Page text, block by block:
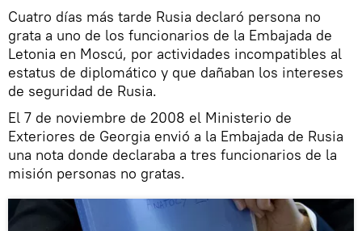
Cuatro días más tarde Rusia declaró persona no
grata a uno de los funcionarios de la Embajada de
Letonia en Moscú, por actividades incompatibles al
estatus de diplomático y que dañaban los intereses
de seguridad de Rusia.
El 7 de noviembre de 2008 el Ministerio de
Exteriores de Georgia envió a la Embajada de Rusia
una nota donde declaraba a tres funcionarios de la
misión personas no gratas.